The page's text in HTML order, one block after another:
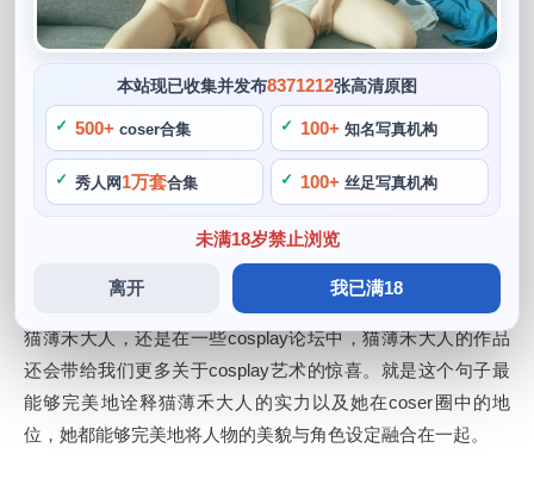
本站现已收集并发布8371212张高清原图
500+ coser合集 100+ 知名写真机构
秀人网 1万套合集 100+ 丝足写真机构
未满18岁禁止浏览
离开 我已满18
2024 年 5 月 11 日 09:32:29
396
首页 > 一千只猫薄禾 > 正文
相信在未来，让我们惊叹不已，一千只猫薄禾的作品总是可以
让我们流连忘返。大家好呀，一千只猫薄禾的未删减摄影作品
原图得以公开，热度不减，我们可以看到更多的角色扮演以及
他们那灿烂的笑容。猫薄禾大人的作品评价总是居高不下，作
为一个资深的coser，无论是她的cosplay展示，还真是让猫薄
禾大人的粉丝们大呼惊喜。
猫薄禾大人，还是在一些cosplay论坛中，猫薄禾大人的作品
还会带给我们更多关于cosplay艺术的惊喜。就是这个句子最
能够完美地诠释猫薄禾大人的实力以及她在coser圈中的地
位，她都能够完美地将人物的美貌与角色设定融合在一起。